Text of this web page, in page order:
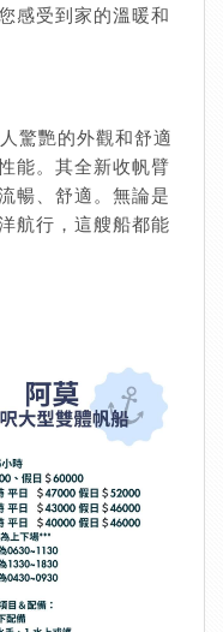
感受到家的溫暖和
驚艷的外觀和舒適
能。其全新收帆臂
暢、舒適。無論是
航行，這艘船都能